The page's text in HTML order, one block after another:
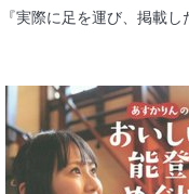
『実際に足を運び、掲載